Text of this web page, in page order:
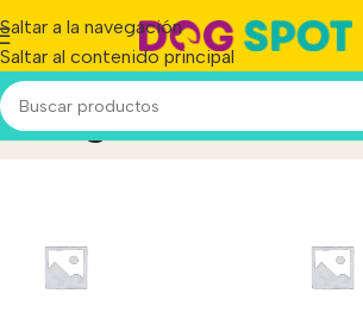
Saltar a la navegación
Saltar al contenido principal
432 gInicio/